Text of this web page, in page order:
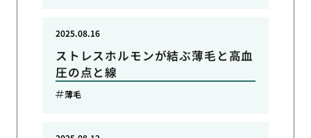
ストレスホルモンが結ぶ薄毛と高血
圧の点と線
2025.08.16
薄毛